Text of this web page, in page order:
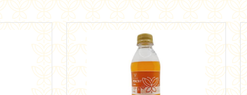
EGP 42.00
Add to cart